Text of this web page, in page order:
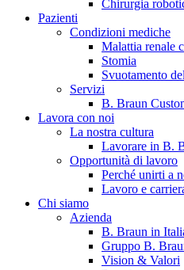
B. Braun in Italia
Scopri chi siamo ed entra
sedi, 4 aziende, più di 700
Eccellenza a livello globale.
Chirurgia
Pazienti
Condizioni mediche
Malattia renale
Stomia
Svuotamento
Servizi
B. Braun
Lavora con noi
La nostra cultura
Lavorare in B.
Opportunità di lavoro
Perché unirti a
Lavoro e
Chi siamo
Azienda
B. Braun in
Gruppo B.
Vision & Valori